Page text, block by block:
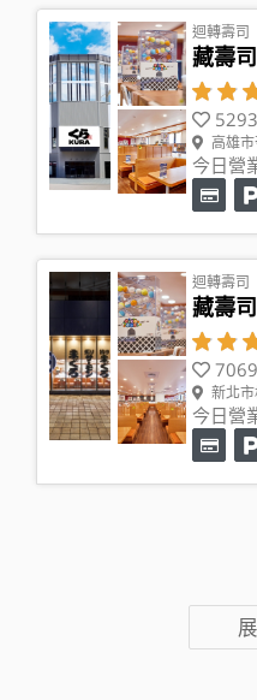
迴轉壽司
藏壽
高雄
今日營
迴轉壽司
藏壽
新北
今日營